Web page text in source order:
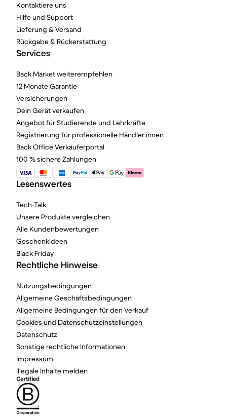
Kontaktiere uns
Hilfe und Support
Lieferung & Versand
Rückgabe & Rückerstattung
Services
Back Market weiterempfehlen
12 Monate Garantie
Versicherungen
Dein Gerät verkaufen
Angebot für Studierende und Lehrkräfte
Registrierung für professionelle Händler:innen
Back Office Verkäuferportal
100 % sichere Zahlungen
Lesenswertes
Tech-Talk
Unsere Produkte vergleichen
Alle Kundenbewertungen
Geschenkideen
Black Friday
Rechtliche Hinweise
Nutzungsbedingungen
Allgemeine Geschäftsbedingungen
Allgemeine Bedingungen für den Verkauf
Cookies und Datenschutzeinstellungen
Datenschutz
Sonstige rechtliche Informationen
Impressum
Illegale Inhalte melden